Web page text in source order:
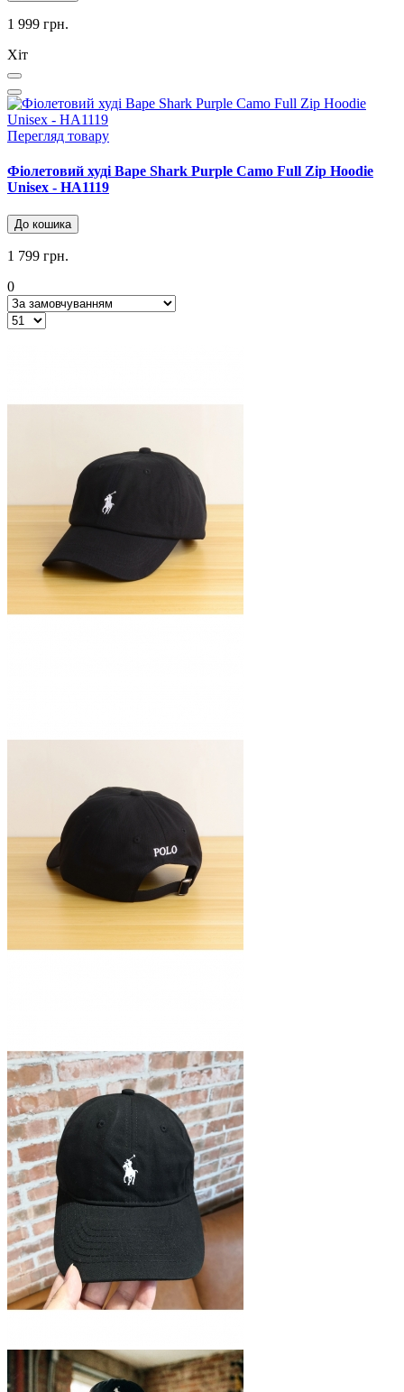
1 999 грн.
Хіт
Перегляд товару
Фіолетовий худі Bape Shark Purple Camo Full Zip Hoodie
Unisex - HA1119
До кошика
1 799 грн.
0